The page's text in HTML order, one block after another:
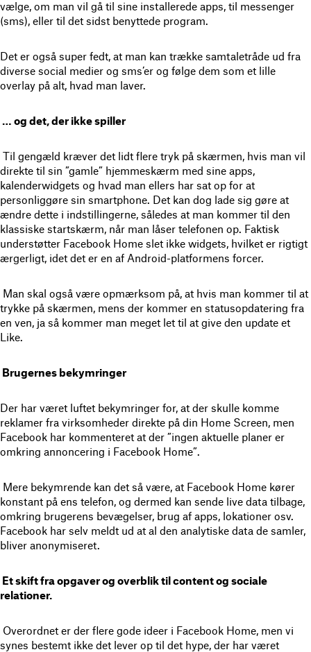
vælge, om man vil gå til sine installerede apps, til messenger
(sms), eller til det sidst benyttede program.
Det er også super fedt, at man kan trække samtaletråde ud fra
diverse social medier og sms’er og følge dem som et lille
overlay på alt, hvad man laver.
… og det, der ikke spiller
Til gengæld kræver det lidt flere tryk på skærmen, hvis man vil
direkte til sin ”gamle” hjemmeskærm med sine apps,
kalenderwidgets og hvad man ellers har sat op for at
personliggøre sin smartphone. Det kan dog lade sig gøre at
ændre dette i indstillingerne, således at man kommer til den
klassiske startskærm, når man låser telefonen op. Faktisk
understøtter Facebook Home slet ikke widgets, hvilket er rigtigt
ærgerligt, idet det er en af Android-platformens forcer.
Man skal også være opmærksom på, at hvis man kommer til at
trykke på skærmen, mens der kommer en statusopdatering fra
en ven, ja så kommer man meget let til at give den update et
Like.
Brugernes bekymringer
Der har været luftet bekymringer for, at der skulle komme
reklamer fra virksomheder direkte på din Home Screen, men
Facebook har kommenteret at der ”ingen aktuelle planer er
omkring annoncering i Facebook Home”.
Mere bekymrende kan det så være, at Facebook Home kører
konstant på ens telefon, og dermed kan sende live data tilbage,
omkring brugerens bevægelser, brug af apps, lokationer osv.
Facebook har selv meldt ud at al den analytiske data de samler,
bliver anonymiseret.
Et skift fra opgaver og overblik til content og sociale
relationer.
Overordnet er der flere gode ideer i Facebook Home, men vi
synes bestemt ikke det lever op til det hype, der har været